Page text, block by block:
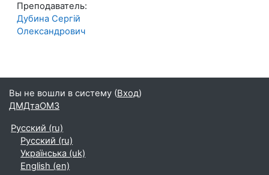
Преподаватель:
Дубина Сергій
Олександрович
Вы не вошли в систему (Вход)
ДМДтаОМЗ
Русский ‎(ru)‎
Русский ‎(ru)‎
Українська ‎(uk)‎
English ‎(en)‎